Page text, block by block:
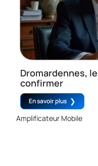
Dromardennes,
confirmer
En savoir plus
Amplificateur Mobile